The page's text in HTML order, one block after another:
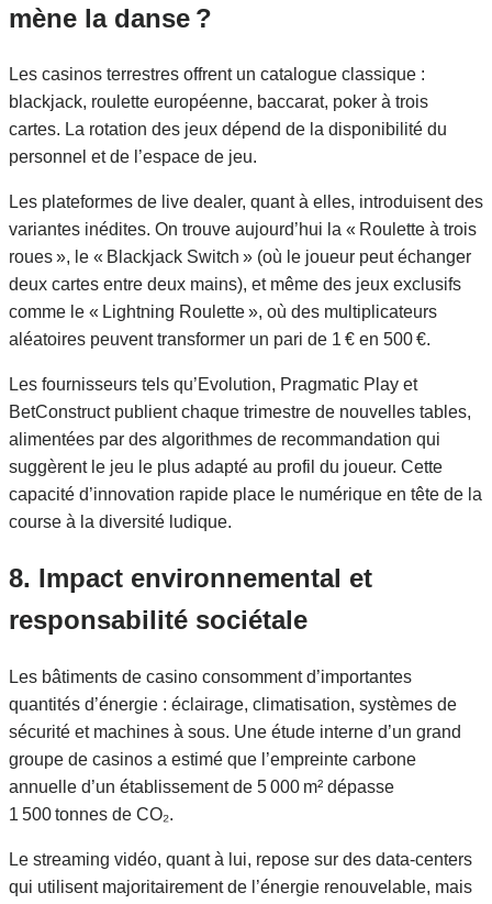
mène la danse ?
Les casinos terrestres offrent un catalogue classique :
blackjack, roulette européenne, baccarat, poker à trois
cartes. La rotation des jeux dépend de la disponibilité du
personnel et de l’espace de jeu.
Les plateformes de live dealer, quant à elles, introduisent des
variantes inédites. On trouve aujourd’hui la « Roulette à trois
roues », le « Blackjack Switch » (où le joueur peut échanger
deux cartes entre deux mains), et même des jeux exclusifs
comme le « Lightning Roulette », où des multiplicateurs
aléatoires peuvent transformer un pari de 1 € en 500 €.
Les fournisseurs tels qu’Evolution, Pragmatic Play et
BetConstruct publient chaque trimestre de nouvelles tables,
alimentées par des algorithmes de recommandation qui
suggèrent le jeu le plus adapté au profil du joueur. Cette
capacité d’innovation rapide place le numérique en tête de la
course à la diversité ludique.
8. Impact environnemental et
responsabilité sociétale
Les bâtiments de casino consomment d’importantes
quantités d’énergie : éclairage, climatisation, systèmes de
sécurité et machines à sous. Une étude interne d’un grand
groupe de casinos a estimé que l’empreinte carbone
annuelle d’un établissement de 5 000 m² dépasse
1 500 tonnes de CO₂.
Le streaming vidéo, quant à lui, repose sur des data‑centers
qui utilisent majoritairement de l’énergie renouvelable, mais